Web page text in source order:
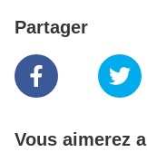
Partager
Vous aimerez